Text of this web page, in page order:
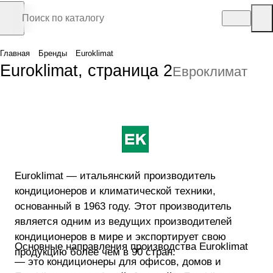
Главная Бренды Euroklimat
Euroklimat, страница 2Евроклимат
Euroklimat — итальянский производитель
кондиционеров и климатической техники,
основанный в 1963 году. Этот производитель
является одним из ведущих производителей
кондиционеров в мире и экспортирует свою
продукцию более чем в 90 стран.
Основные направления производства Euroklimat
— это кондиционеры для офисов, домов и